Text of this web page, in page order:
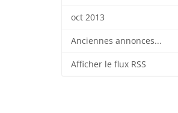
oct 2013
Anciennes annonces...
Afficher le flux RSS